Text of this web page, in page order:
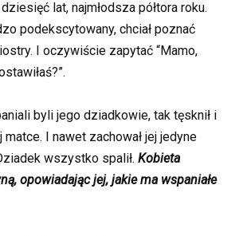
lat, najmłodsza półtora roku.
podekscytowany, chciał poznać
I oczywiście zapytać “Mamo,
byli jego dziadkowie, tak tęsknił i
matce. I nawet zachował jej jedyne
wszystko spalił. Kobieta
opowiadając jej, jakie ma wspaniałe